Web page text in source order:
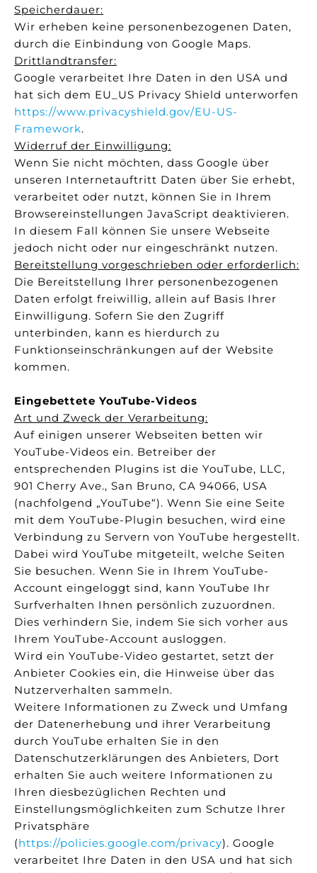
Speicherdauer:
Wir erheben keine personenbezogenen Daten,
durch die Einbindung von Google Maps.
Drittlandtransfer:
Google verarbeitet Ihre Daten in den USA und
hat sich dem EU_US Privacy Shield unterworfen
https://www.privacyshield.gov/EU-US-
Framework.
Widerruf der Einwilligung:
Wenn Sie nicht möchten, dass Google über
unseren Internetauftritt Daten über Sie erhebt,
verarbeitet oder nutzt, können Sie in Ihrem
Browsereinstellungen JavaScript deaktivieren.
In diesem Fall können Sie unsere Webseite
jedoch nicht oder nur eingeschränkt nutzen.
Bereitstellung vorgeschrieben oder erforderlich:
Die Bereitstellung Ihrer personenbezogenen
Daten erfolgt freiwillig, allein auf Basis Ihrer
Einwilligung. Sofern Sie den Zugriff
unterbinden, kann es hierdurch zu
Funktionseinschränkungen auf der Website
kommen.
Eingebettete YouTube-Videos
Art und Zweck der Verarbeitung:
Auf einigen unserer Webseiten betten wir
YouTube-Videos ein. Betreiber der
entsprechenden Plugins ist die YouTube, LLC,
901 Cherry Ave., San Bruno, CA 94066, USA
(nachfolgend „YouTube“). Wenn Sie eine Seite
mit dem YouTube-Plugin besuchen, wird eine
Verbindung zu Servern von YouTube hergestellt.
Dabei wird YouTube mitgeteilt, welche Seiten
Sie besuchen. Wenn Sie in Ihrem YouTube-
Account eingeloggt sind, kann YouTube Ihr
Surfverhalten Ihnen persönlich zuzuordnen.
Dies verhindern Sie, indem Sie sich vorher aus
Ihrem YouTube-Account ausloggen.
Wird ein YouTube-Video gestartet, setzt der
Anbieter Cookies ein, die Hinweise über das
Nutzerverhalten sammeln.
Weitere Informationen zu Zweck und Umfang
der Datenerhebung und ihrer Verarbeitung
durch YouTube erhalten Sie in den
Datenschutzerklärungen des Anbieters, Dort
erhalten Sie auch weitere Informationen zu
Ihren diesbezüglichen Rechten und
Einstellungsmöglichkeiten zum Schutze Ihrer
Privatsphäre
(https://policies.google.com/privacy). Google
verarbeitet Ihre Daten in den USA und hat sich